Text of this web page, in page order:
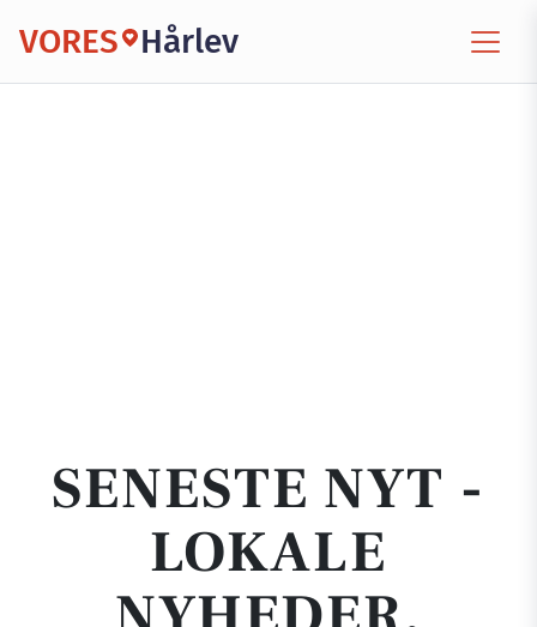
VORES Hårlev
SENESTE NYT -
LOKALE